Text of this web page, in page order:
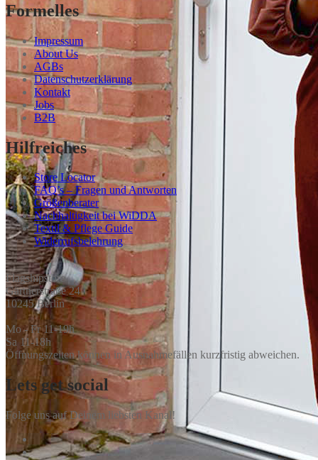
Formelles
Impressum
About Us
AGBs
Datenschutzerklärung
Kontakt
Jobs
B2B
Hilfreiches
Store Locator
FAQ’s – Fragen und Antworten
Größenberater
Nachhaltigkeit bei WiDDA
Textil & Pflege Guide
Widerrufsbelehrung
Flagshipstore
Gärtnerstraße 24
10245 Berlin
Mo - Fr 11-19h
Sa 11-18h
Öffnungszeiten können in Ausnahmefällen kurzfristig abweichen.
Lets get social
Folge uns auf Deinem liebsten Kanal!